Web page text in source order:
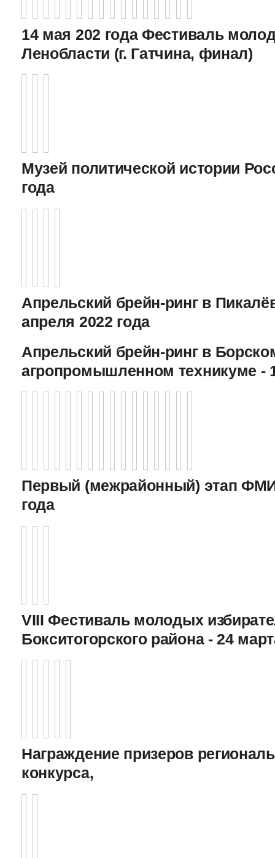
14 мая 202 года Фестиваль
Ленобласти (г. Гатчина, финал)
Музей политической истории
года
Апрельский брейн-ринг в
апреля 2022 года
Апрельский брейн-ринг в
агропромышленном техникуме -
Первый (межрайонный) этап
года
VIII Фестиваль молодых
Бокситогорского района - 24
Награждение призеров
конкурса,